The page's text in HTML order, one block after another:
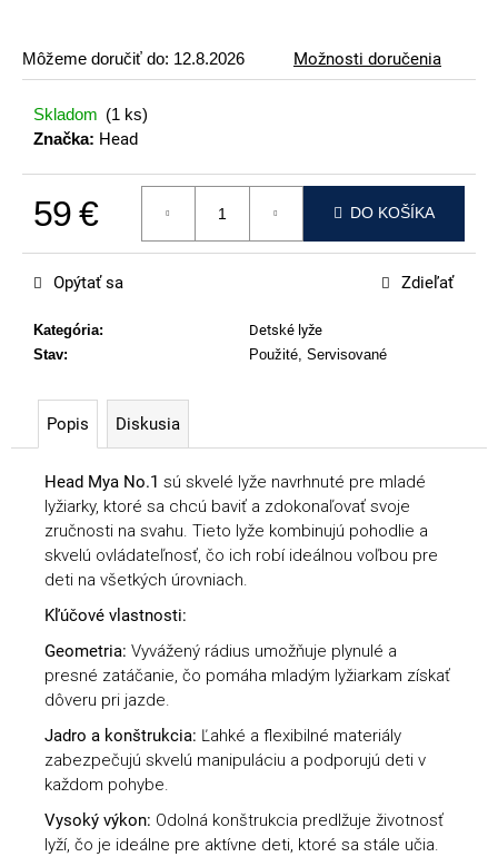
Môžeme doručiť do: 12.8.2026 Možnosti doručenia
Skladom (1 ks)
Značka: Head
59 €
Jednotková cena:
DO KOŠÍKA
Kategória:
Detské lyže
Stav: Použité, Servisované
Opýtať sa Zdieľať
Popis Diskusia
Head Mya No.1 sú skvelé lyže navrhnuté pre mladé
lyžiarky, ktoré sa chcú baviť a zdokonaľovať svoje
zručnosti na svahu. Tieto lyže kombinujú pohodlie a
skvelú ovládateľnosť, čo ich robí ideálnou voľbou pre
deti na všetkých úrovniach.
Kľúčové vlastnosti:
Geometria: Vyvážený rádius umožňuje plynulé a
presné zatáčanie, čo pomáha mladým lyžiarkam získať
dôveru pri jazde.
Jadro a konštrukcia: Ľahké a flexibilné materiály
zabezpečujú skvelú manipuláciu a podporujú deti v
každom pohybe.
Vysoký výkon: Odolná konštrukcia predlžuje životnosť
lyží, čo je ideálne pre aktívne deti, ktoré sa stále učia.
o
r
ú
č
e
VOLKL
RACETIGER
SL
WORLDCUP
369